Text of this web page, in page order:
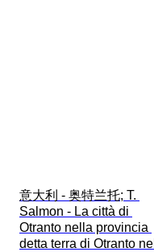
意大利 - 奥特兰托; T.
Salmon - La città di
Otranto nella provincia
detta terra di Otranto nel